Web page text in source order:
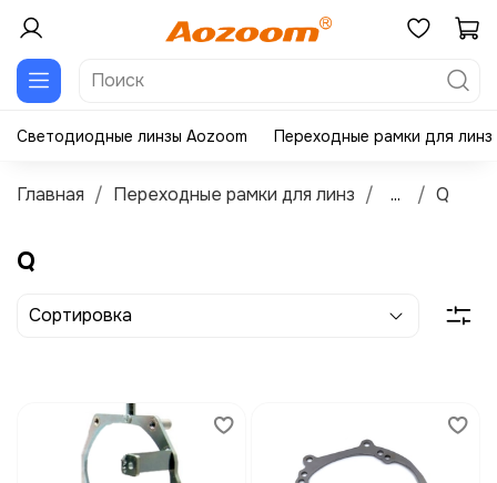
Светодиодные линзы Aozoom Переходные рамки для линз
Главная Переходные рамки для линз ... Q
Q